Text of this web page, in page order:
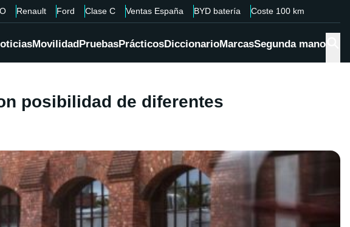
Renault Ford Clase C Ventas España BYD batería Coste 100 km
MovilidadPruebasPrácticosDiccionarioMarcasSegunda mano
posibilidad de diferentes